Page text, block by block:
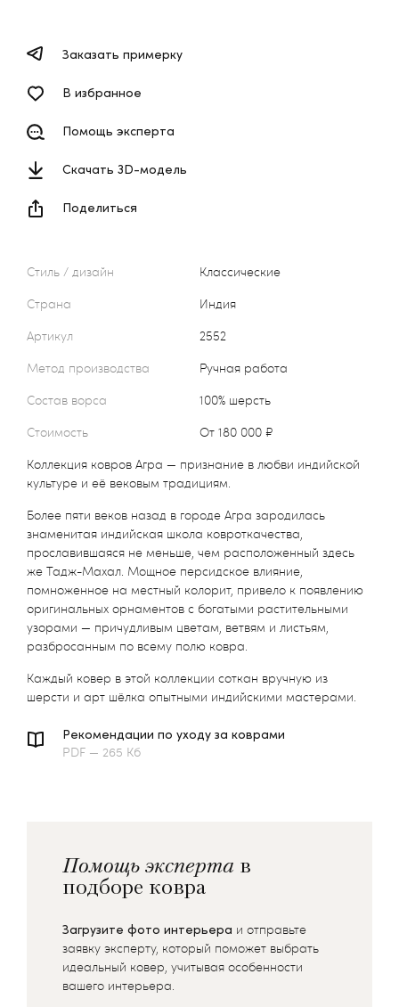
Стиль / дизайн
Классические
Страна
Индия
Артикул
2552
Метод производства
Ручная работа
Состав ворса
100% шерсть
Стоимость
от 180 000 ₽
Коллекция ковров Агра — признание в любви индийской
культуре и её вековым традициям.
Более пяти веков назад в городе Агра зародилась
знаменитая индийская школа ковроткачества,
прославившаяся не меньше, чем расположенный здесь
же Тадж-Махал. Мощное персидское влияние,
помноженное на местный колорит, привело к появлению
оригинальных орнаментов с богатыми растительными
узорами — причудливым цветам, ветвям и листьям,
разбросанным по всему полю ковра.
Каждый ковер в этой коллекции соткан вручную из
шерсти и арт шёлка опытными индийскими мастерами.
Рекомендации по уходу за коврами
PDF — 265 Кб
Заказать примерку
В избранное
Помощь эксперта
Скачать 3D-модель
Поделиться
Помощь эксперта в
подборе ковра
Загрузите фото интерьера и отправьте
заявку эксперту, который поможет выбрать
идеальный ковер, учитывая особенности
вашего интерьера.